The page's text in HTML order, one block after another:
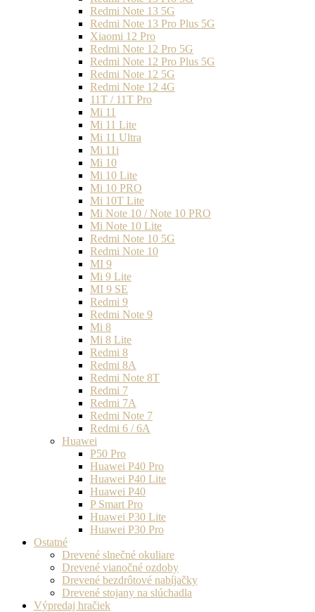
Redmi Note 13 5G
Redmi Note 13 Pro Plus 5G
Xiaomi 12 Pro
Redmi Note 12 Pro 5G
Redmi Note 12 Pro Plus 5G
Redmi Note 12 5G
Redmi Note 12 4G
11T / 11T Pro
Mi 11
Mi 11 Lite
Mi 11 Ultra
Mi 11i
Mi 10
Mi 10 Lite
Mi 10 PRO
Mi 10T Lite
Mi Note 10 / Note 10 PRO
Mi Note 10 Lite
Redmi Note 10 5G
Redmi Note 10
MI 9
Mi 9 Lite
MI 9 SE
Redmi 9
Redmi Note 9
Mi 8
Mi 8 Lite
Redmi 8
Redmi 8A
Redmi Note 8T
Redmi 7
Redmi 7A
Redmi Note 7
Redmi 6 / 6A
Huawei
P50 Pro
Huawei P40 Pro
Huawei P40 Lite
Huawei P40
P Smart Pro
Huawei P30 Lite
Huawei P30 Pro
Ostatné
Drevené slnečné okuliare
Drevené vianočné ozdoby
Drevené bezdrôtové nabíjačky
Drevené stojany na slúchadla
Výpredaj hračiek